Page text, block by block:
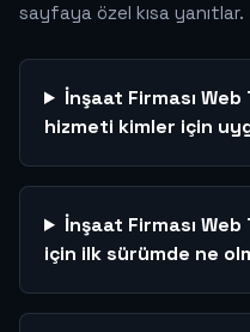
sayfaya özel kısa yanıtlar.
İnşaat Firması
hizmeti kimler için
İnşaat Firması
için ilk sürümde ne